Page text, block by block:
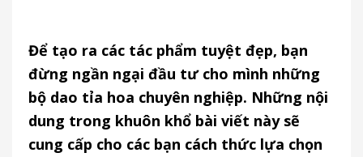
Để tạo ra các tác phẩm tuyệt đẹp, bạn
đừng ngần ngại đầu tư cho mình những
bộ dao tỉa hoa chuyên nghiệp. Những nội
dung trong khuôn khổ bài viết này sẽ
cung cấp cho các bạn cách thức lựa chọn